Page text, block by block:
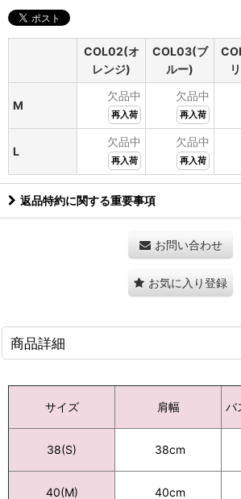
COL02(オ
レンジ)
COL03(ブ
ルー)
M
欠品中
再入荷
欠品中
再入荷
L
欠品中
再入荷
欠品中
再入荷
返品特約に関する重要事項
お問い合わせ
お気に入り登録
商品詳細
サイズ 肩幅 バ
38(S) 38cm
40(M) 40cm